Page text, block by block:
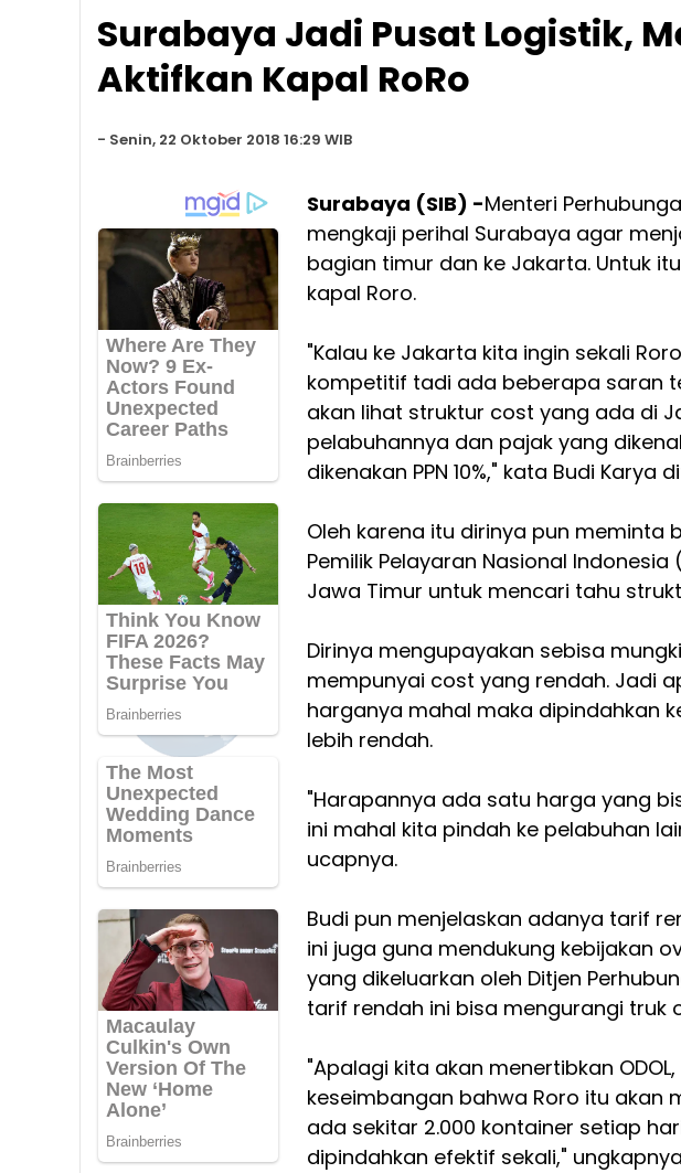
Surabaya Jadi Pusat Logistik,
Aktifkan Kapal RoRo
- Senin, 22 Oktober 2018 16:29 WIB
Surabaya (SIB) -Menteri
mengkaji perihal Surabaya agar
bagian timur dan ke Jakarta. Untuk
kapal Roro.
"Kalau ke Jakarta kita ingin sekali
kompetitif tadi ada beberapa saran
akan lihat struktur cost yang ada di
pelabuhannya dan pajak yang
dikenakan PPN 10%," kata Budi
Oleh karena itu dirinya pun meminta
Pemilik Pelayaran Nasional Indonesia
Jawa Timur untuk mencari tahu
Dirinya mengupayakan sebisa
mempunyai cost yang rendah. Jadi
harganya mahal maka dipindahkan
lebih rendah.
"Harapannya ada satu harga yang
ini mahal kita pindah ke pelabuhan
ucapnya.
Budi pun menjelaskan adanya tarif
ini juga guna mendukung kebijakan
yang dikeluarkan oleh Ditjen
tarif rendah ini bisa mengurangi truk
"Apalagi kita akan menertibkan
keseimbangan bahwa Roro itu akan
ada sekitar 2.000 kontainer setiap
dipindahkan efektif sekali,"